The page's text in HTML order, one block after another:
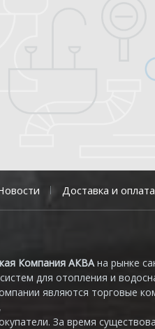
Доставка и оплата
Компания АКВАна рынке
для отопления и
являются торговые
За время